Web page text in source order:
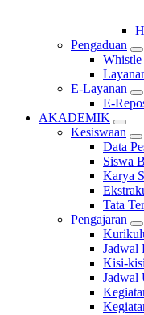
Pengaduan
E-Layanan
E-
AKADEMIK
Kesiswaan
Data
Siswa
Karya
Tata
Pengajaran
Jadwal
Kisi-
Jadwal